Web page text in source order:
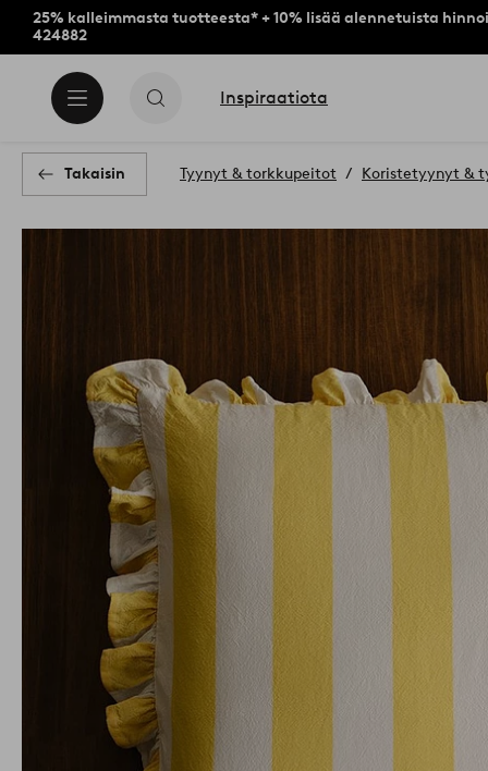
25% kalleimmasta tuotteesta* + 10% lisää alennetuista
424882
Inspiraatiota
Takaisin Tyynyt & torkkupeitot Koristetyynyt &